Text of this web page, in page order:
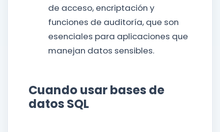
de acceso, encriptación y
funciones de auditoría, que son
esenciales para aplicaciones que
manejan datos sensibles.
Cuando usar bases de
datos SQL